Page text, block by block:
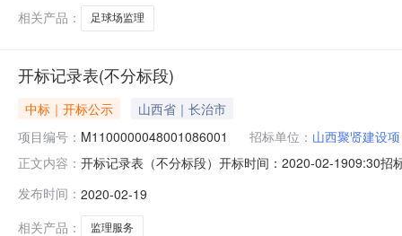
相关产品：
足球场监理
开标记录表(不分标段)
中标｜开标公示
山西省｜长治市
项目编号： M1100000048001086001 招标单位： 山西聚贤建设
正文内容： 开标记录表（不分标段）开标时间：2020-02-1909:30
（元）:908000,投标报价大写（元）:玖拾万捌仟圆整,投
发布时间： 2020-02-19
相关产品：
监理服务